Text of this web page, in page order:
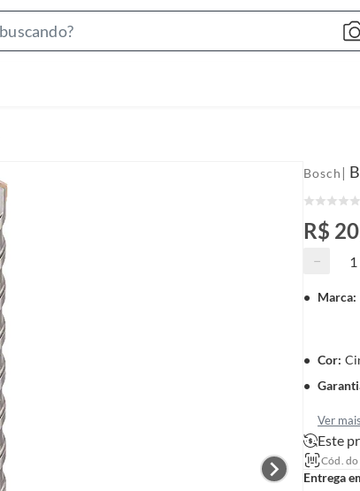
Bosch |
R$
−
Marca:
Cor:
Ver mais
Este
Cód.
Entrega